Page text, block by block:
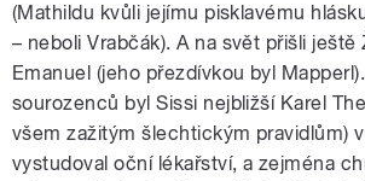
(Mathildu kvůli jejímu pisklavému
– neboli Vrabčák). A na svět přišli ještě
Emanuel (jeho přezdívkou byl
sourozenců byl Sissi nejbližší Karel
všem zažitým šlechtickým pravidlům)
vystudoval oční lékařství, a zejména